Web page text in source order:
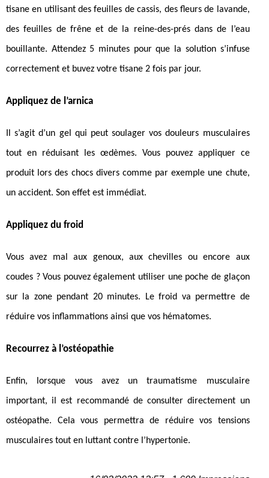
tisane en utilisant des feuilles de cassis, des fleurs de lavande,
des feuilles de frêne et de la reine-des-prés dans de l’eau
bouillante. Attendez 5 minutes pour que la solution s’infuse
correctement et buvez votre tisane 2 fois par jour.
Appliquez de l’arnica
Il s’agit d’un gel qui peut soulager vos douleurs musculaires
tout en réduisant les œdèmes. Vous pouvez appliquer ce
produit lors des chocs divers comme par exemple une chute,
un accident. Son effet est immédiat.
Appliquez du froid
Vous avez mal aux genoux, aux chevilles ou encore aux
coudes ? Vous pouvez également utiliser une poche de glaçon
sur la zone pendant 20 minutes. Le froid va permettre de
réduire vos inflammations ainsi que vos hématomes.
Recourrez à l’ostéopathie
Enfin, lorsque vous avez un traumatisme musculaire
important, il est recommandé de consulter directement un
ostéopathe. Cela vous permettra de réduire vos tensions
musculaires tout en luttant contre l’hypertonie.